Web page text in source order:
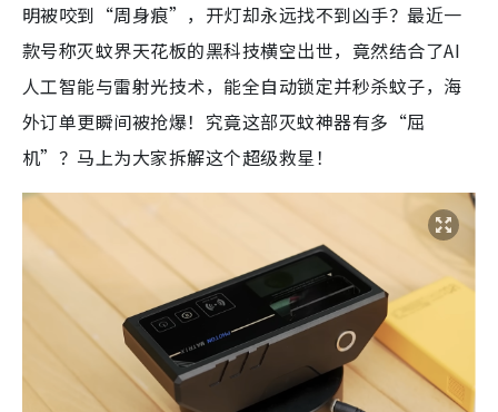
明被咬到“周身痕”，开灯却永远找不到凶手？最近一
款号称灭蚊界天花板的黑科技横空出世，竟然结合了AI
人工智能与雷射光技术，能全自动锁定并秒杀蚊子，海
外订单更瞬间被抢爆！究竟这部灭蚊神器有多“屈
机”？马上为大家拆解这个超级救星！